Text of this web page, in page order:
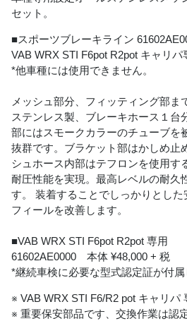
セット。
■スポーツブレーキライン
VAB WRX STI F6pot R2pot キャリパ
*他車種には使用できません。
メッシュ部分、フィッティング部ま
ステンレス製、ブレーキホース１台
部にはスモークカラーのチューブを
抜群です。ブラケット部はかしめ止
シュホース内部はテフロンを使用す
耐圧性能を実現。最高レベルの耐久
す。 装着することでしっかりとした
フィールを改善します。
■VAB WRX STI F6pot R2pot 専用
61602AE0000 本体 ¥48,000 + 税
*継続車検に必要な型式認定証が付属
※ VAB WRX STI F6/R2 pot キャリパ
※ 重要保安部品です、交換作業は認